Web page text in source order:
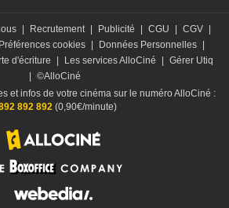
Recrutement Publicité CGU CGV
Préférences cookies Données Personnelles
d'écriture Les services AlloCiné
Gérer Utiq
©AlloCiné
et infos de votre cinéma sur le numéro AlloCiné :
892 892(0,90€/minute)